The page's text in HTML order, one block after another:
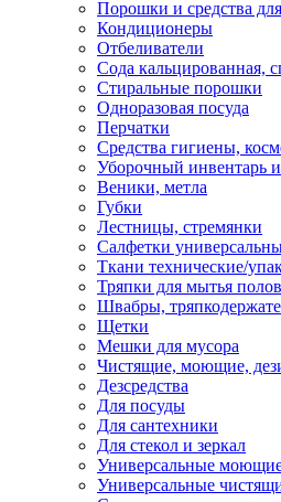
Порошки и средства
Кондиционеры
Отбеливатели
Сода кальцированная,
Стиральные порошки
Одноразовая посуда
Перчатки
Средства гигиены,
Уборочный инвентарь
Веники, метла
Губки
Лестницы, стремянки
Салфетки
Ткани технические/
Тряпки для мытья полов
Швабры,
Щетки
Мешки для мусора
Чистящие, моющие,
Дезсредства
Для посуды
Для сантехники
Для стекол и зеркал
Универсальные моющие
Универсальные